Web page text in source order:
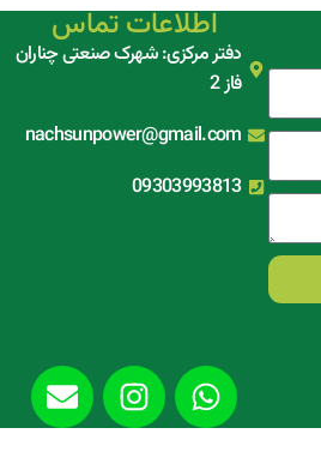
اطلاعات تماس
دفتر مرکزی: شهرک صنعتی چناران
فاز 2
nachsunpower@gmail.com
09303993813